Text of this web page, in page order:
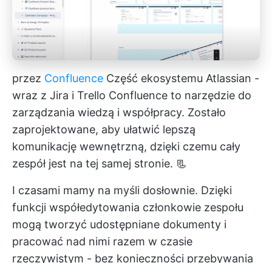
przez Confluence Część ekosystemu Atlassian -
wraz z Jira i Trello Confluence to narzędzie do
zarządzania wiedzą i współpracy. Zostało
zaprojektowane, aby ułatwić lepszą
komunikację wewnętrzną, dzięki czemu cały
zespół jest na tej samej stronie. 📃
I czasami mamy na myśli dosłownie. Dzięki
funkcji współedytowania członkowie zespołu
mogą tworzyć udostępniane dokumenty i
pracować nad nimi razem w czasie
rzeczywistym - bez konieczności przebywania